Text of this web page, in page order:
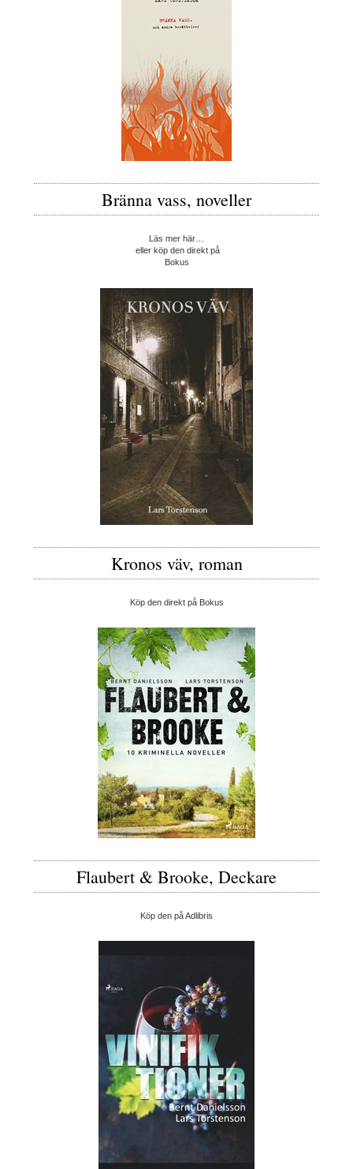
Bränna vass, noveller
Läs mer här…
eller köp den direkt på
Bokus
Kronos väv, roman
Köp den direkt på Bokus
Flaubert & Brooke, Deckare
Köp den på Adlibris